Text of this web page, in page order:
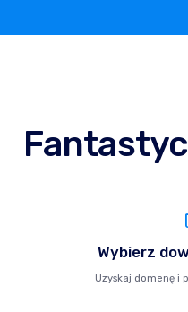
Wybierz
Uzyskaj domenę i